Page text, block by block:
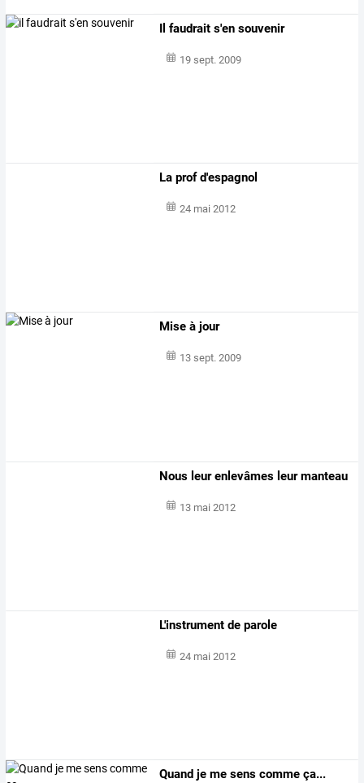
Il faudrait s'en souvenir
19 sept. 2009
La prof d'espagnol
24 mai 2012
Mise à jour
13 sept. 2009
Nous leur enlevâmes leur manteau
13 mai 2012
L'instrument de parole
24 mai 2012
Quand je me sens comme ça...